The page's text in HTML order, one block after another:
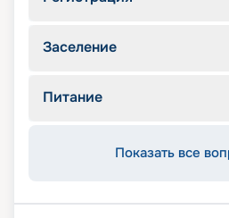
Заселение
Питание
Показать все